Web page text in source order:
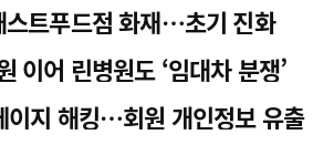
스트푸드점 화재…초기 진화
이어 린병원도 ‘임대차 분쟁’
이지 해킹…회원 개인정보 유출